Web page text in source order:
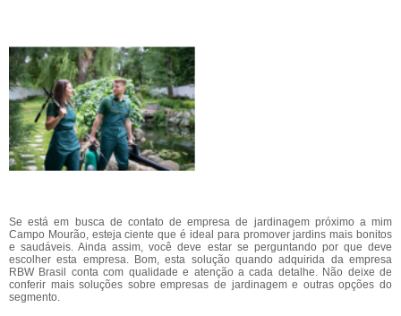
Se está em busca de contato de empresa de jardinagem próximo a mim
Campo Mourão, esteja ciente que é ideal para promover jardins mais bonitos
e saudáveis. Ainda assim, você deve estar se perguntando por que deve
escolher esta empresa. Bom, esta solução quando adquirida da empresa
RBW Brasil conta com qualidade e atenção a cada detalhe. Não deixe de
conferir mais soluções sobre empresas de jardinagem e outras opções do
segmento.